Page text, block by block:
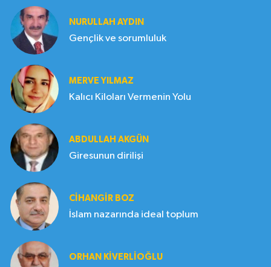
NURULLAH AYDIN
Gençlik ve sorumluluk
MERVE YILMAZ
Kalıcı Kiloları Vermenin Yolu
ABDULLAH AKGÜN
Giresunun dirilişi
CIHANGIR BOZ
İslam nazarında ideal toplum
ORHAN KIVERLIOĞLU